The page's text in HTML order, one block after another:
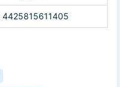
4425815611405